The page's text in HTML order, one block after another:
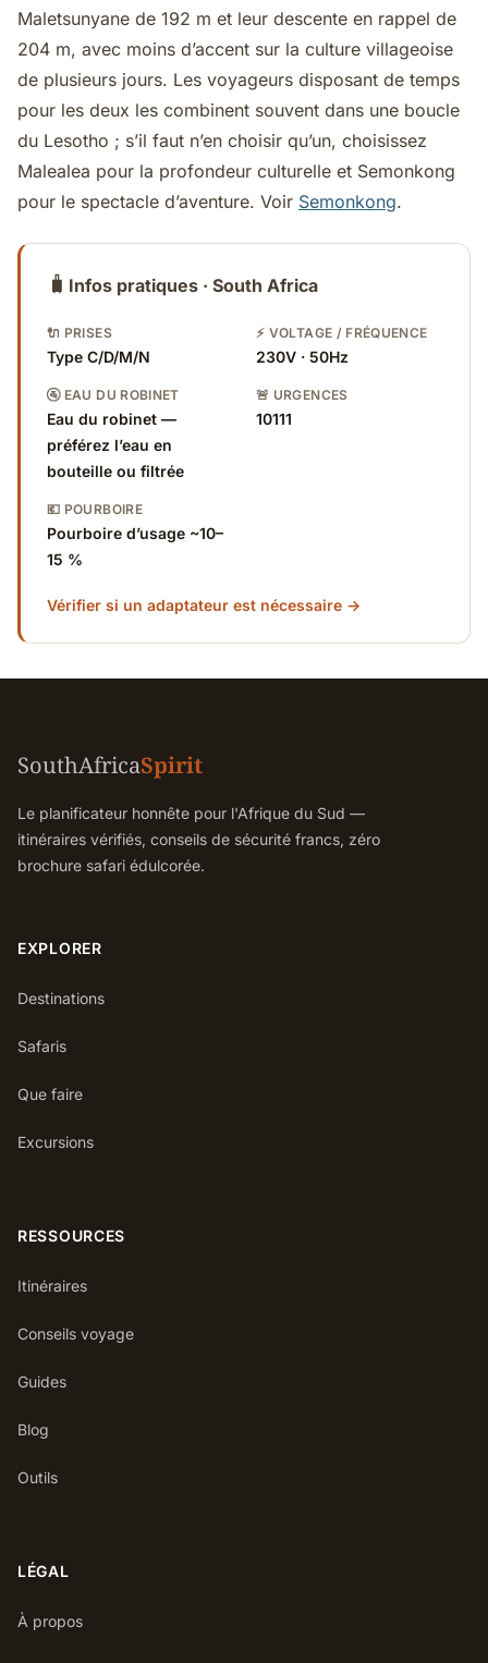
Maletsunyane de 192 m et leur descente en rappel de
204 m, avec moins d’accent sur la culture villageoise
de plusieurs jours. Les voyageurs disposant de temps
pour les deux les combinent souvent dans une boucle
du Lesotho ; s’il faut n’en choisir qu’un, choisissez
Malealea pour la profondeur culturelle et Semonkong
pour le spectacle d’aventure. Voir Semonkong.
🧳 Infos pratiques · South Africa
🔌 PRISES
Type C/D/M/N
⚡ VOLTAGE / FRÉQUENCE
230V · 50Hz
🚰 EAU DU ROBINET
Eau du robinet —
préférez l’eau en
bouteille ou filtrée
🚨 URGENCES
10111
💶 POURBOIRE
Pourboire d’usage ~10–
15 %
Vérifier si un adaptateur est nécessaire →
SouthAfricaSpirit
Le planificateur honnête pour l'Afrique du Sud —
itinéraires vérifiés, conseils de sécurité francs, zéro
brochure safari édulcorée.
EXPLORER
Destinations
Safaris
Que faire
Excursions
RESSOURCES
Itinéraires
Conseils voyage
Guides
Blog
Outils
LÉGAL
À propos